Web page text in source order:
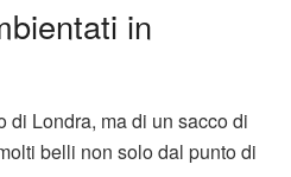
in
di Londra, ma di un sacco di
belli non solo dal punto di